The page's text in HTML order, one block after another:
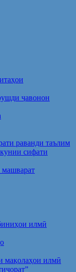
ҷавонон
раванди таълим
сифати
машварат
илмӣ
мақолаҳои илмӣ